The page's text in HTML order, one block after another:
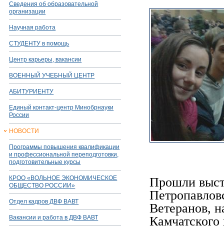
Сведения об образовательной
организации
Научная работа
СТУДЕНТУ в помощь
Центр карьеры, вакансии
ВОЕННЫЙ УЧЕБНЫЙ ЦЕНТР
АБИТУРИЕНТУ
Единый контакт-центр Минобрнауки
России
НОВОСТИ
Программы повышения квалификации
и профессиональной переподготовки,
подготовительные курсы
КРОО «ВОЛЬНОЕ ЭКОНОМИЧЕСКОЕ
ОБЩЕСТВО РОССИИ»
Отдел кадров ДВФ ВАВТ
Вакансии и работа в ДВФ ВАВТ
Прошли
Ветеранов,
Камчатского